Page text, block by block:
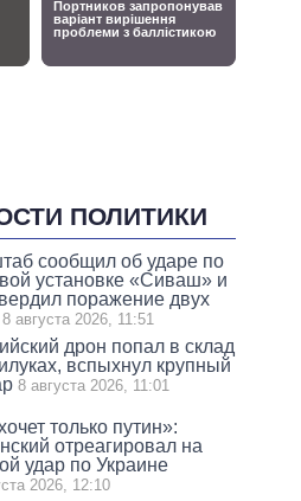
ПОЛИТИКИ
сообщил об ударе по
установке «Сиваш» и
поражение двух
8 августа 2026, 11:51
дрон попал в склад
вспыхнул крупный
8 августа 2026, 11:01
только путин»:
отреагировал на
удар по Украине
2026, 12:10